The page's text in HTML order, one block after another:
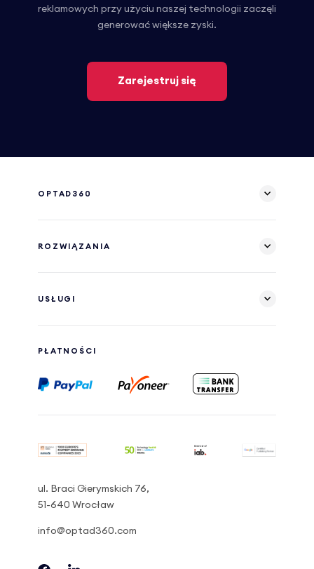
reklamowych przy użyciu naszej technologii zaczęli
generować większe zyski.
Zarejestruj się
OPTAD360
ROZWIĄZANIA
USŁUGI
PŁATNOŚCI
ul. Braci Gierymskich 76,
51-640 Wrocław
info@optad360.com